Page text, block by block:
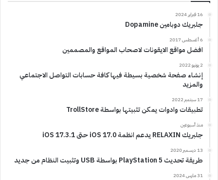
16 فبراير 2024
جلبريك دوبامين Dopamine
6 أغسطس 2017
افضل مواقع الايقونات لاصحاب المواقع والمصممين
2 يونيو 2022
إنشاء صفحة شخصية بسيطة فيها كافة حسابات التواصل الاجتماعي
والمزيد
17 سبتمبر 2022
تطبيقات وادوات يمكن تثبيتها بواسطة TrollStore
منذ أسبوعين
جلبريك RELAXIN يدعم انظمة iOS 17.0 حتى iOS 17.3.1
13 ديسمبر 2020
طريقة تحديث PlayStation 5 بواسطة USB وتثبيت النظام من جديد
31 مارس 2024